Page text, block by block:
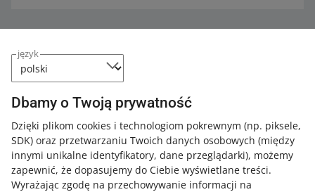
język
Dbamy o Twoją prywatność
Dzięki plikom cookies i technologiom pokrewnym (np. piksele,
SDK) oraz przetwarzaniu Twoich danych osobowych (między
innymi unikalne identyfikatory, dane przeglądarki), możemy
zapewnić, że dopasujemy do Ciebie wyświetlane treści.
Wyrażając zgodę na przechowywanie informacji na
Ta strona jest też dostępna w innych językach
o allegro.pl